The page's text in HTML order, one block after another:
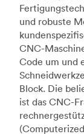
und robuste
CNC-
Code um und
Block. Die
ist das CNC-